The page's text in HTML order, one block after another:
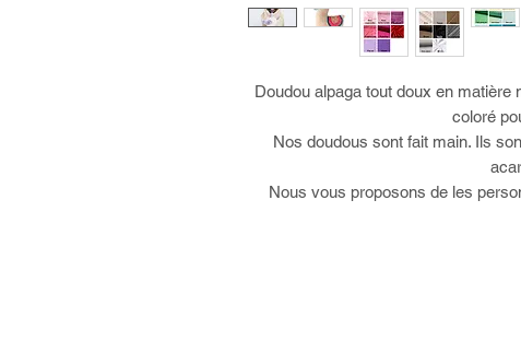
Doudou alpaga tout doux en
coloré
Nos doudous sont fait main. Ils
Nous vous proposons de les